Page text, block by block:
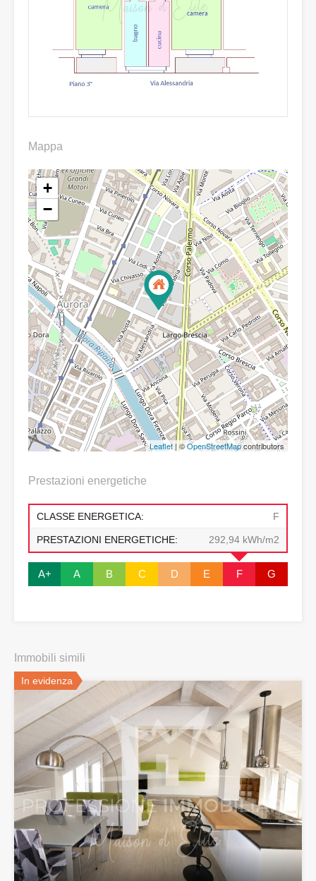
Mappa
+
−
Leaflet| ©OpenStreetMapcontributors
Prestazioni energetiche
CLASSE ENERGETICA: F
PRESTAZIONI ENERGETICHE: 292,94 kWh/m2
A+ A B C D E F G
Immobili simili
In evidenza